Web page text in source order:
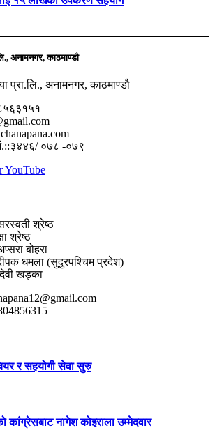
अनामनगर, काठमाण्डौ
नं.::३४४६/ ०७८ -०७९
YouTube
श्रेष्ठ
श्रेष्ठ
बोहरा
धमला (सुदुरपश्चिम प्रदेश)
देवी खड्का
र सहयोगी सेवा सुरु
कांग्रेसबाट नागेश कोइराला उम्मेदवार